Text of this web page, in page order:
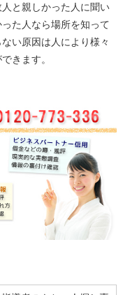
と親しかった人に聞い
た人なら場所を知って
い原因は人により様々
きます。